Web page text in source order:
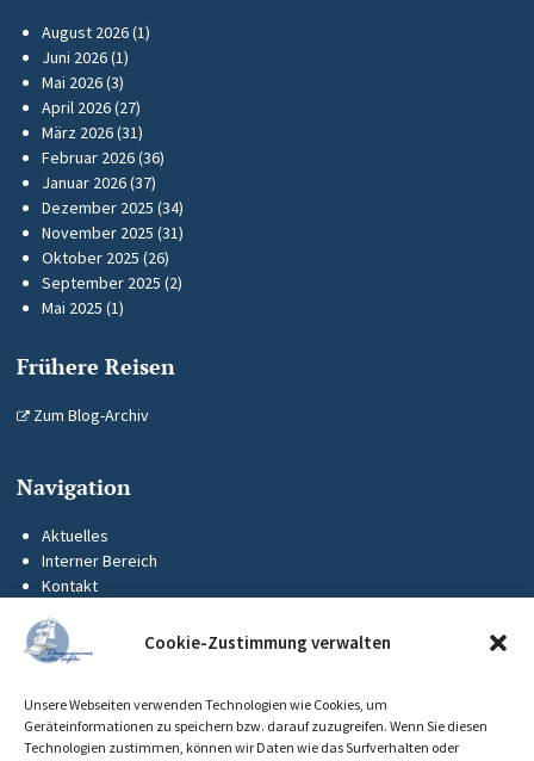
Cookie-Zustimmung verwalten
Unsere Webseiten verwenden Technologien wie Cookies, um
Geräteinformationen zu speichern bzw. darauf zuzugreifen. Wenn Sie diesen
Technologien zustimmen, können wir Daten wie das Surfverhalten oder
August 2026(1)
Juni 2026(1)
Mai 2026(3)
April 2026(27)
März 2026(31)
Februar 2026(36)
Januar 2026(37)
Dezember 2025 (34)
November 2025 (31)
Oktober 2025 (26)
September 2025 (2)
Mai 2025 (1)
Frühere Reisen
Zum Blog-Archiv
Navigation
Aktuelles
Interner Bereich
Kontakt
KUS-Flyer
Impressum
Datenschutz
Cookie-Richtlinie (EU)